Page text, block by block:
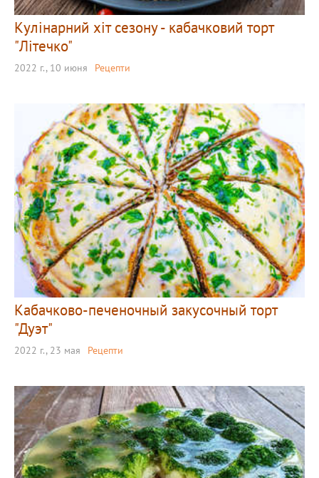
Кулінарний хіт сезону - кабачковий торт
"Літечко"
2022 г., 10 июня Рецепти
Кабачково-печеночный закусочный торт
"Дуэт"
2022 г., 23 мая Рецепти